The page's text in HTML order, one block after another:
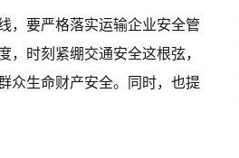
，要严格落实运输企业安全管
时刻紧绷交通安全这根弦，
众生命财产安全。同时，也提